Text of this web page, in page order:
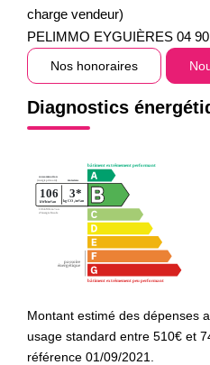
charge vendeur)
PELIMMO EYGUIÈRES 04
Nos honoraires
Diagnostics
Montant estimé des dépenses
usage standard entre 510€ et
référence 01/09/2021.